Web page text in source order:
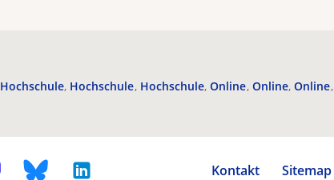
Hochschule Hochschule Hochschule Online Online Online
Kontakt Sitemap